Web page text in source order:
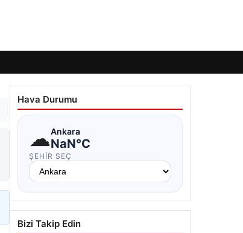
Hava Durumu
☁Ankara
NaN°C
ŞEHIR SEÇ
Bizi Takip Edin